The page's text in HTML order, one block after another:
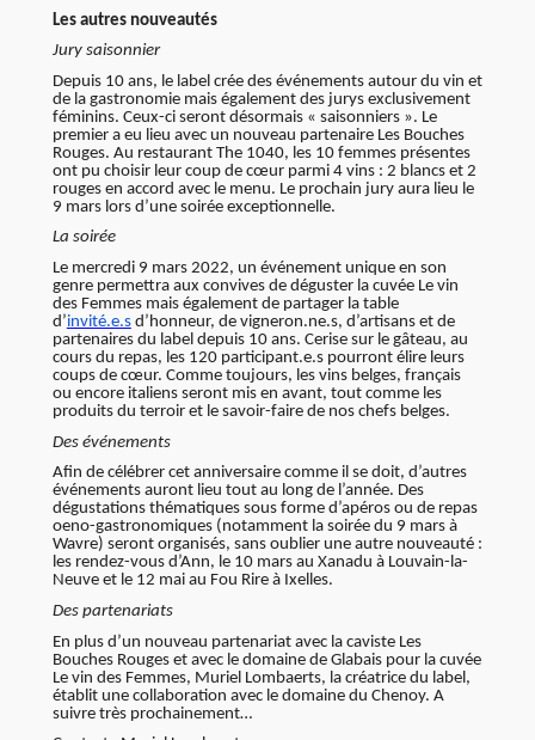
Les autres nouveautés
Jury saisonnier
Depuis 10 ans, le label crée des événements autour du vin et
de la gastronomie mais également des jurys exclusivement
féminins. Ceux-ci seront désormais « saisonniers ». Le
premier a eu lieu avec un nouveau partenaire Les Bouches
Rouges. Au restaurant The 1040, les 10 femmes présentes
ont pu choisir leur coup de cœur parmi 4 vins : 2 blancs et 2
rouges en accord avec le menu. Le prochain jury aura lieu le
9 mars lors d’une soirée exceptionnelle.
La soirée
Le mercredi 9 mars 2022, un événement unique en son
genre permettra aux convives de déguster la cuvée Le vin
des Femmes mais également de partager la table
d’invité.e.sd’honneur, de vigneron.ne.s, d’artisans et de
partenaires du label depuis 10 ans. Cerise sur le gâteau, au
cours du repas, les 120 participant.e.s pourront élire leurs
coups de cœur. Comme toujours, les vins belges, français
ou encore italiens seront mis en avant, tout comme les
produits du terroir et le savoir-faire de nos chefs belges.
Des événements
Afin de célébrer cet anniversaire comme il se doit, d’autres
événements auront lieu tout au long de l’année. Des
dégustations thématiques sous forme d’apéros ou de repas
oeno-gastronomiques (notamment la soirée du 9 mars à
Wavre) seront organisés, sans oublier une autre nouveauté :
les rendez-vous d’Ann, le 10 mars au Xanadu à Louvain-la-
Neuve et le 12 mai au Fou Rire à Ixelles.
Des partenariats
En plus d’un nouveau partenariat avec la caviste Les
Bouches Rouges et avec le domaine de Glabais pour la cuvée
Le vin des Femmes, Muriel Lombaerts, la créatrice du label,
établit une collaboration avec le domaine du Chenoy. A
suivre très prochainement…